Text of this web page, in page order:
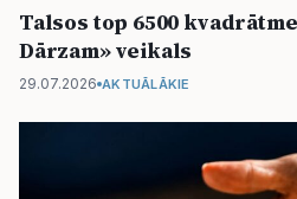
Talsos top 6500
Dārzam» veikals
29.07.2026 AKTUĀLĀKIE